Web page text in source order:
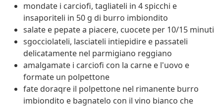
mondate i carciofi, tagliateli in 4 spicchi e
insaporiteli in 50 g di burro imbiondito
salate e pepate a piacere, cuocete per 10/15 minuti
sgocciolateli, lasciateli intiepidire e passateli
delicatamente nel parmigiano reggiano
amalgamate i carciofi con la carne e l'uovo e
formate un polpettone
fate doraqre il polpettone nel rimanente burro
imbiondito e bagnatelo con il vino bianco che